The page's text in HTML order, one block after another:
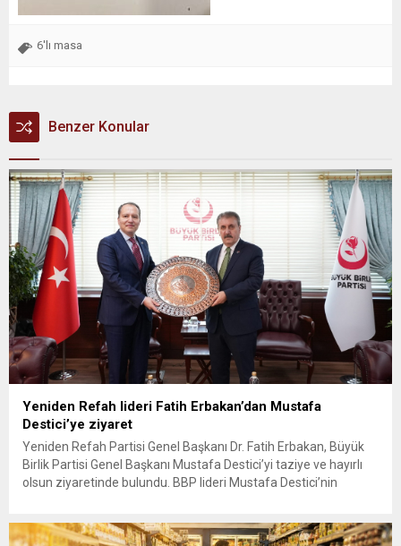
6'lı masa
Benzer Konular
Yeniden Refah lideri Fatih Erbakan’dan Mustafa
Destici’ye ziyaret
Yeniden Refah Partisi Genel Başkanı Dr. Fatih Erbakan, Büyük
Birlik Partisi Genel Başkanı Mustafa Destici’yi taziye ve hayırlı
olsun ziyaretinde bulundu. BBP lideri Mustafa Destici’nin
başkan seçilmesi nedeniyle hayırlı olsun ziyaretinde bulunan